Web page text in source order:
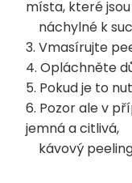
místa, které jsou
náchylné k
3. Vmasírujte
4. Opláchněte
5. Pokud je to
6. Pozor ale v
jemná a citlivá,
kávový